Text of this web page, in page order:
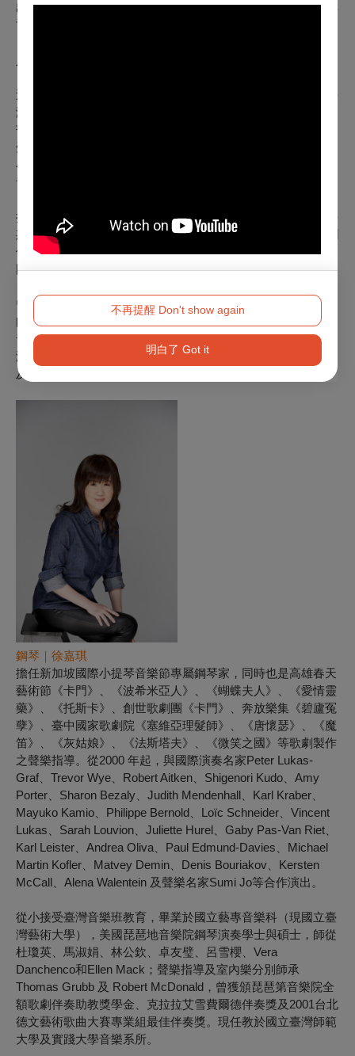
不再提醒 Don't show again
明白了 Got it
出大提琴協奏曲擔任獨奏，並榮獲總統親自頒獎殊榮。2008年
首張個人專輯《冬之旅》全球發行，並入圍第20屆傳藝金曲獎
近年來，潘怡慈活躍於國內許多重要演出，2018年，獲國立臺
灣交響樂團邀請，擔綱作曲家陳士惠教授委託創作計劃，《菅
芒花》大提琴與室內管弦樂版世界首演之大提琴獨奏，同年亦
受邀擔任國臺交暑期國際青少年音樂營大提琴指導；並參與由
小提琴名家蘇顯達領銜策劃之《傳承．提琴的榮耀》奇美名琴
音樂會演出。2020年受邀於臺南文化中心舉辦大提琴獨奏會
提琴饗宴演出。2021年再度受國臺交之邀，擔綱理查．史特勞
斯《唐．吉訶德》大提琴獨奏。2022年，於兩廳院參與《絢爛
俄羅斯》鋼琴三重奏音樂會，同年10月受邀於奇美音樂節，與
國臺交合作演出德弗札克大提琴協奏曲。
曾獲邀於國立臺北藝術大學及國立臺南藝術大學舉辦大提琴大
師班，並於國立中興大學科技管理研究所及國立臺中教育大學
音樂學系，擔任專題演講與大提琴樂團合奏藝術講座主講。除
演奏與教學外，亦多次擔任奇美藝術獎、各縣市音樂比賽，以
及國立臺灣交響樂團「國際音樂人才拔尖計劃」之評審。
鋼琴｜徐嘉琪
擔任新加坡國際小提琴音樂節專屬鋼琴家，同時也是高雄春天
藝術節《卡門》、《波希米亞人》、《蝴蝶夫人》、《愛情靈
藥》、《托斯卡》、創世歌劇團《卡門》、奔放樂集《碧廬冤
孽》、臺中國家歌劇院《塞維亞理髮師》、《唐懷瑟》、《魔
笛》、《灰姑娘》、《法斯塔夫》、《微笑之國》等歌劇製作
之聲樂指導。從2000 年起，與國際演奏名家Peter Lukas-
Graf、Trevor Wye、Robert Aitken、Shigenori Kudo、Amy
Porter、Sharon Bezaly、Judith Mendenhall、Karl Kraber、
Mayuko Kamio、Philippe Bernold、Loïc Schneider、Vincent
Lukas、Sarah Louvion、Juliette Hurel、Gaby Pas-Van Riet、
Karl Leister、Andrea Oliva、Paul Edmund-Davies、Michael
Martin Kofler、Matvey Demin、Denis Bouriakov、Kersten
McCall、Alena Walentein 及聲樂名家Sumi Jo等合作演出。
從小接受臺灣音樂班教育，畢業於國立藝專音樂科（現國立臺
灣藝術大學），美國琵琶地音樂院鋼琴演奏學士與碩士，師從
杜瓊英、馬淑娟、林公欽、卓友璧、呂雪櫻、Vera
Danchenco和Ellen Mack；聲樂指導及室內樂分別師承
Thomas Grubb 及 Robert McDonald，曾獲頒琵琶第音樂院全
額歌劇伴奏助教獎學金、克拉拉艾雪費爾德伴奏獎及2001台北
德文藝術歌曲大賽專業組最佳伴奏獎。現任教於國立臺灣師範
大學及實踐大學音樂系所。